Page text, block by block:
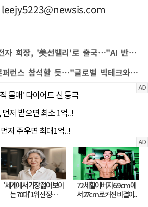
leejy5223@newsis.com
[현장] 이재용 삼성전자 회장, '美선밸리'로 출국…"AI 반도체 글로벌 협력 주목"
이재용, 美선밸리 콘퍼런스 참석할 듯…"글로벌 빅테크와 빅딜 이끌어낼까"